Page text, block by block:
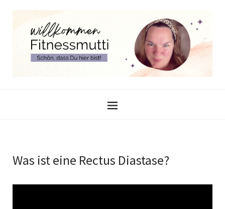
Was ist eine Rectus Diastase?